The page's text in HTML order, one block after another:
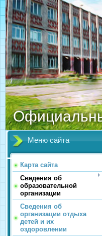
Меню сайта
Карта сайта
Сведения об
образовательной
организации
Сведения об
организации отдыха
детей и их
оздоровлении